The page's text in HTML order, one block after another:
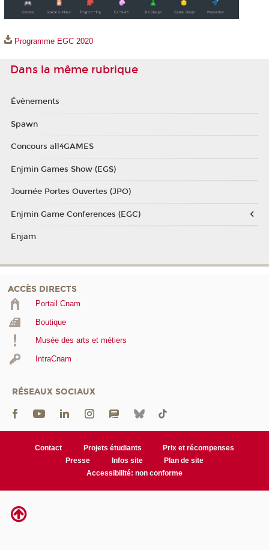
Programme EGC 2020
Dans la même rubrique
Évènements
Spawn
Concours all4GAMES
Enjmin Games Show (EGS)
Journée Portes Ouvertes (JPO)
Enjmin Game Conferences (EGC)
Enjam
ACCÈS DIRECTS
Portail Cnam
Boutique
Musée des arts et métiers
IntraCnam
RÉSEAUX SOCIAUX
Contact Projets étudiants
Prix et récompenses
Presse
Infos site
Plan de site
Accessibilité: non conforme